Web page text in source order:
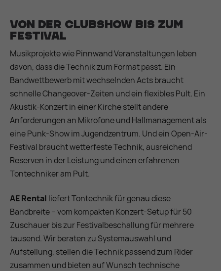
Von der Clubshow bis zum
Festival
Musikprojekte wie Pinnwand Veranstaltungen leben
davon, dass die Technik zum Format passt. Ein
Bandwettbewerb mit wechselnden Acts braucht
schnelle Changeover-Zeiten und ein flexibles Pult. Ein
Akustik-Konzert in einer Kirche stellt andere
Anforderungen an Mikrofone und Hallmanagement als
eine Punk-Show im Jugendzentrum. Und ein Open-Air-
Festival braucht wetterfeste Technik, ausreichend
Reserven in der Leistung und einen erfahrenen
Tontechniker am Pult.
AE Rental liefert Tontechnik für genau diese
Bandbreite – vom kompakten Konzert-Setup für 50
Zuschauer bis zur Festivalbeschallung für mehrere
tausend. Wir beraten zu Systemauswahl und
Aufstellung, stellen die Technik passend zum Rider
zusammen und bieten auf Wunsch technische